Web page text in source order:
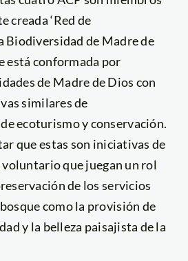
creada ‘Red de
Biodiversidad de Madre de
está conformada por
de Madre de Dios con
similares de
ecoturismo y conservación.
que estas son iniciativas de
que juegan un rol
de los servicios
como la provisión de
y la belleza paisajista de la